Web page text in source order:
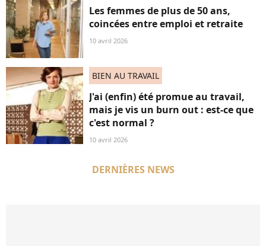
Les femmes de plus de 50 ans,
coincées entre emploi et retraite
10 avril 2026
BIEN AU TRAVAIL
J'ai (enfin) été promue au travail,
mais je vis un burn out : est-ce que
c'est normal ?
10 avril 2026
DERNIÈRES NEWS